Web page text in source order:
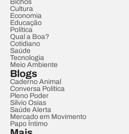
Bichos
Cultura
Economia
Educação
Política
Qual a Boa?
Cotidiano
Saúde
Tecnologia
Meio Ambiente
Blogs
Caderno Animal
Conversa Política
Pleno Poder
Sílvio Osias
Saúde Alerta
Mercado em Movimento
Papo Íntimo